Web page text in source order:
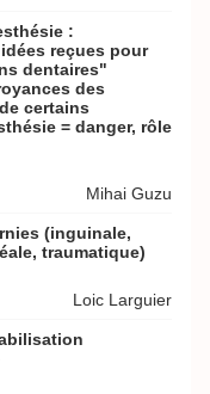
:
reçues pour
dentaires"
des
certains
= danger, rôle
Mihai Guzu
(inguinale,
traumatique)
Loic Larguier